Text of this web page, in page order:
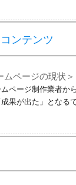
ンテンツ
ページの現状＞
ページ制作業者か
果が出た」となる